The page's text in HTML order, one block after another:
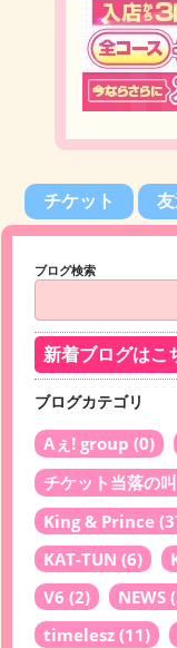
チケット
ブログ検索
新着ブログはこ
ブログカテゴリ
Aぇ! group (0)
チケット当落の
King & Prince
KAT-TUN (6)
V6 (2) NEWS
timelesz (11)